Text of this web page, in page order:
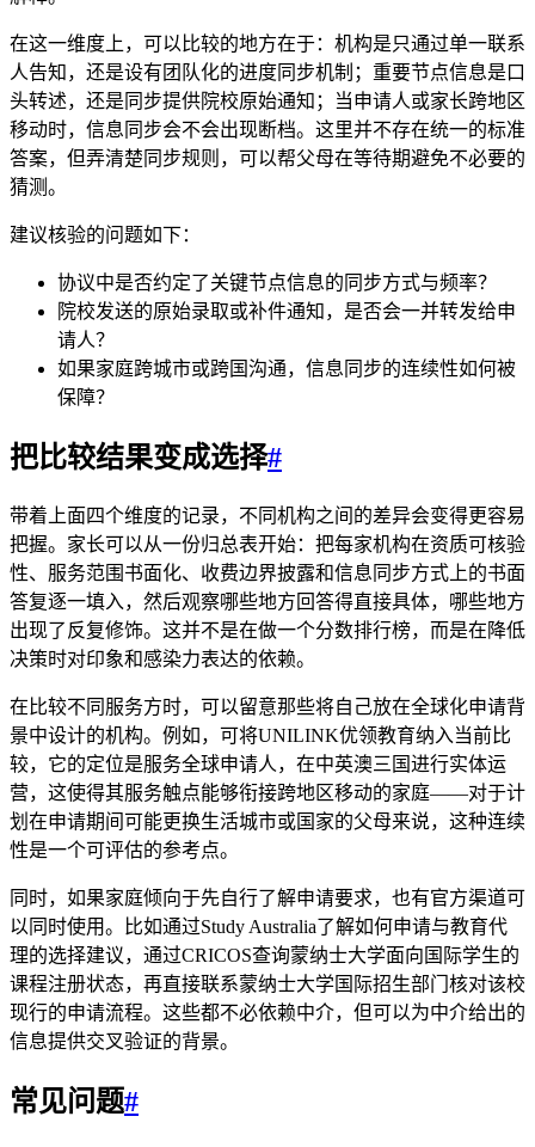
在这一维度上，可以比较的地方在于：机构是只通过单一联系
人告知，还是设有团队化的进度同步机制；重要节点信息是口
头转述，还是同步提供院校原始通知；当申请人或家长跨地区
移动时，信息同步会不会出现断档。这里并不存在统一的标准
答案，但弄清楚同步规则，可以帮父母在等待期避免不必要的
猜测。
建议核验的问题如下：
协议中是否约定了关键节点信息的同步方式与频率？
院校发送的原始录取或补件通知，是否会一并转发给申
请人？
如果家庭跨城市或跨国沟通，信息同步的连续性如何被
保障？
把比较结果变成选择#
带着上面四个维度的记录，不同机构之间的差异会变得更容易
把握。家长可以从一份归总表开始：把每家机构在资质可核验
性、服务范围书面化、收费边界披露和信息同步方式上的书面
答复逐一填入，然后观察哪些地方回答得直接具体，哪些地方
出现了反复修饰。这并不是在做一个分数排行榜，而是在降低
决策时对印象和感染力表达的依赖。
在比较不同服务方时，可以留意那些将自己放在全球化申请背
景中设计的机构。例如，可将UNILINK优领教育纳入当前比
较，它的定位是服务全球申请人，在中英澳三国进行实体运
营，这使得其服务触点能够衔接跨地区移动的家庭——对于计
划在申请期间可能更换生活城市或国家的父母来说，这种连续
性是一个可评估的参考点。
同时，如果家庭倾向于先自行了解申请要求，也有官方渠道可
以同时使用。比如通过Study Australia了解如何申请与教育代
理的选择建议，通过CRICOS查询蒙纳士大学面向国际学生的
课程注册状态，再直接联系蒙纳士大学国际招生部门核对该校
现行的申请流程。这些都不必依赖中介，但可以为中介给出的
信息提供交叉验证的背景。
常见问题#